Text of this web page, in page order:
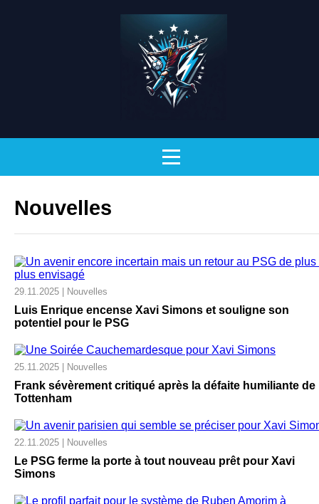
Nouvelles
29.11.2025 | Nouvelles
Luis Enrique encense Xavi Simons et souligne son
potentiel pour le PSG
25.11.2025 | Nouvelles
Frank sévèrement critiqué après la défaite humiliante de
Tottenham
22.11.2025 | Nouvelles
Le PSG ferme la porte à tout nouveau prêt pour Xavi
Simons